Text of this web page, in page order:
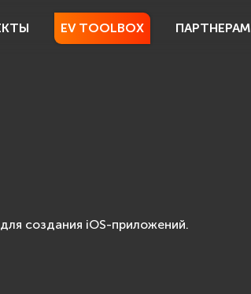
EV TOOLBOX ПАРТНЕРАМ
создания iOS-приложений.